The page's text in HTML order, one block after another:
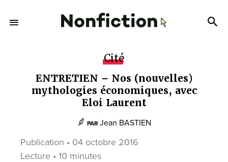
Cité
ENTRETIEN – Nos (nouvelles)
mythologies économiques, avec
Eloi Laurent
PAR Jean BASTIEN
Publication • 04 octobre 2016
Lecture • 10 minutes